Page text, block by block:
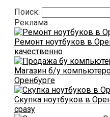
Поиск:
Реклама
Ремонт ноутбуков в
качественно
Магазин б/у
Оренбурге
Скупка ноутбуков в
сразу